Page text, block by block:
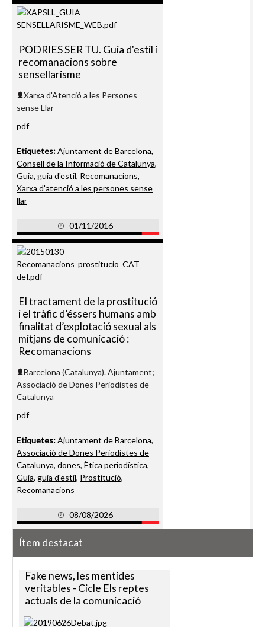
PODRIES SER TU. Guia d'estil i
recomanacions sobre
sensellarisme
Xarxa d'Atenció a les Persones
sense Llar
pdf
Etiquetes:Ajuntament de Barcelona,
Consell de la Informació de Catalunya,
Guia, guia d'estil, Recomanacions,
Xarxa d'atenció a les persones sense
llar
01/11/2016
El tractament de la prostitució
i el tràfic d’éssers humans amb
finalitat d’explotació sexual als
mitjans de comunicació :
Recomanacions
Barcelona (Catalunya). Ajuntament;
Associació de Dones Periodistes de
Catalunya
pdf
Etiquetes:Ajuntament de Barcelona,
Associació de Dones Periodistes de
Catalunya, dones, Ètica periodística,
Guia, guia d'estil, Prostitució,
Recomanacions
08/08/2026
Ítem destacat
Fake news, les mentides
veritables - Cicle Els reptes
actuals de la comunicació